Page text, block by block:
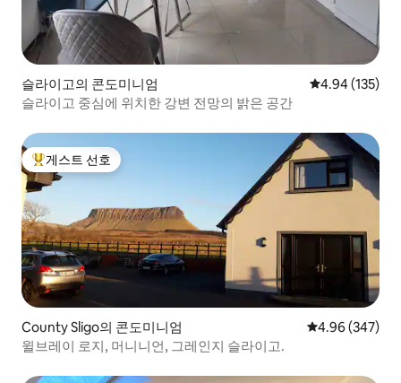
슬라이고의 콘도미니엄 평점 4.94점(5
4.94 (135)
슬라이고 중심에 위치한 강변 전망의 밝은 공간
상위 게스트 선호
게스트 선호
County Sligo의 콘도미니엄 평점 4.96점(5
4.96 (347)
윌브레이 로지, 머니니언, 그레인지 슬라이고.